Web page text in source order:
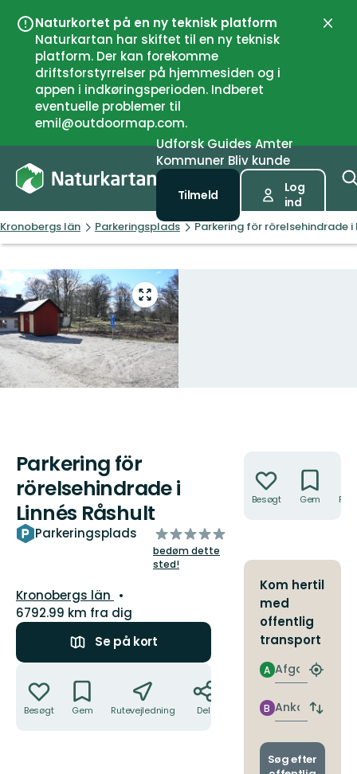
Naturkortet på en ny teknisk platform
Naturkartan har skiftet til en ny teknisk
platform. Der kan forekomme
driftsforstyrrelser på hjemmesiden og i
appen i indkøringsperioden. Indberet
eventuelle problemer til
emil@outdoormap.com.
Luk
UdforskGuidesAmter
Kommuner Bliv kunde
Tilmeld
Log
ind
Kronobergs län Parkeringsplads Parkering för rörelsehindrade i
Gå
til
fuld
skærm
Parkering för
rörelsehindrade i
Linnés Råshult
Parkeringsplads
ud
af
5
bedøm dette
sted!
Amt:
Kronobergs län
6792.99 km fra dig
Se på kort
Besøgt Gem Rutevejledning Del
Besøgt Gem
Kom hertil
med
offentlig
transport
Afgang
A
Find
Ankomst
B
Skift
og
Søg efter